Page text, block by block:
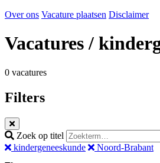
Over ons Vacature plaatsen Disclaimer
Vacatures/
0 vacatures
Filters
Zoek op titel
kindergeneeskunde
Noord-Brabant